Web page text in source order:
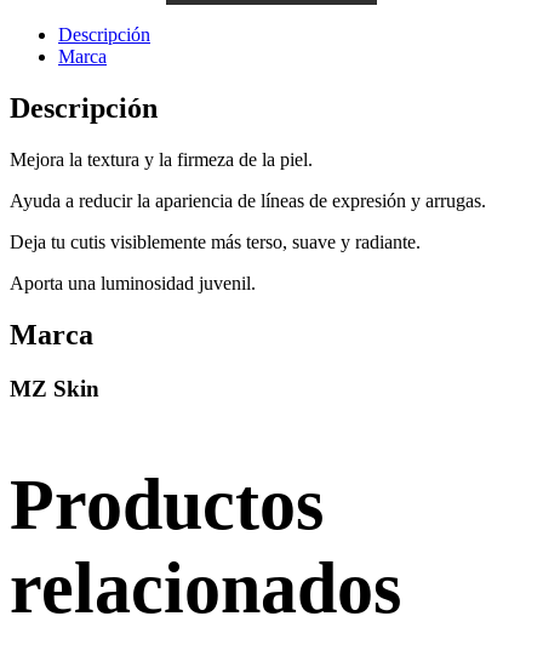
Descripción
Marca
Descripción
Mejora la textura y la firmeza de la piel.
Ayuda a reducir la apariencia de líneas de expresión y arrugas.
Deja tu cutis visiblemente más terso, suave y radiante.
Aporta una luminosidad juvenil.
Marca
MZ Skin
Productos
relacionados